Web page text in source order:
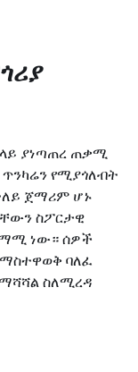
ያነጣጠረ ጠቃሚ
የሚያጎለብት
ጀማሪም ሆኑ
ስፖርታዊ
ነው። ሰዎች
ባለፈ
ስለሚረዳ